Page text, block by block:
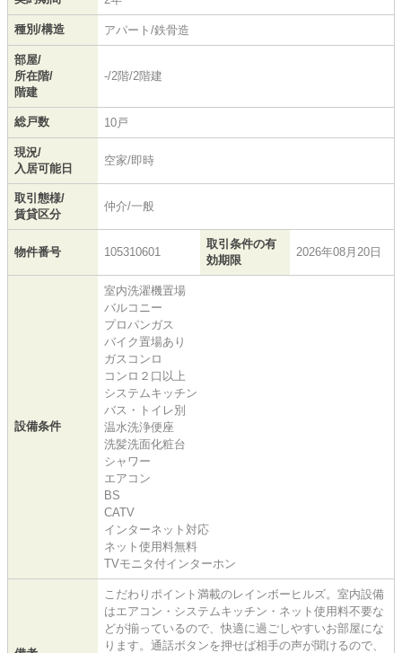
種別/構造 アパート/鉄骨造
部屋/
所在階/
階建
-/2階/2階建
総戸数 10戸
現況/
入居可能日
空家/即時
取引態様/
賃貸区分
仲介/一般
物件番号 105310601
取引条件の有
効期限
2026年08月20日
設備条件
室内洗濯機置場
バルコニー
プロパンガス
バイク置場あり
ガスコンロ
コンロ２口以上
システムキッチン
バス・トイレ別
温水洗浄便座
洗髪洗面化粧台
シャワー
エアコン
BS
CATV
インターネット対応
ネット使用料無料
TVモニタ付インターホン
こだわりポイント満載のレインボーヒルズ。室内設備
はエアコン・システムキッチン・ネット使用料不要な
どが揃っているので、快適に過ごしやすいお部屋にな
ります。通話ボタンを押せば相手の声が聞けるので、